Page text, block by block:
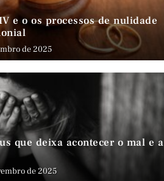
e o os processos de nulidade
de 2025
que deixa acontecer o mal e a
de 2025